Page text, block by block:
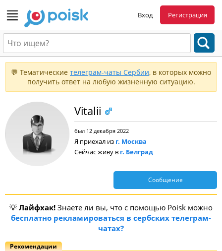
Вход Регистрация
💬 Тематические телеграм-чаты Сербии, в которых можно
получить ответ на любую жизненную ситуацию.
Vitalii
был 12 декабря 2022
Я приехал из г. Москва
Сейчас живу в г. Белград
Сообщение
💡 Лайфхак! Знаете ли вы, что с помощью Poisk можно
бесплатно рекламироваться в сербских телеграм-
чатах?
Рекомендации